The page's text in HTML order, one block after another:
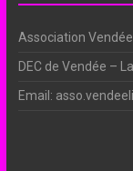
Association
DEC de Vendée –
Email: